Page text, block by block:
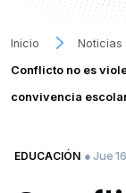
Inicio
Noticias
Conflicto no es
convivencia
EDUCACIÓN ● Jue